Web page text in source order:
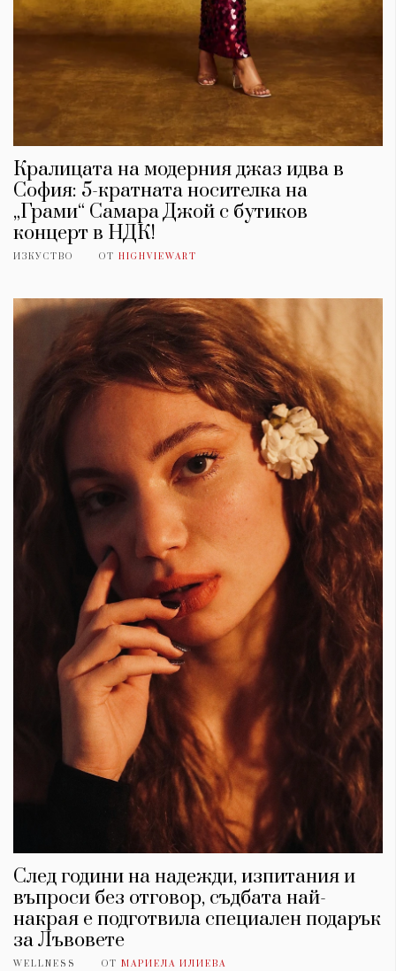
Кралицата на модерния джаз идва в
София: 5-кратната носителка на
„Грами“ Самара Джой с бутиков
концерт в НДК!
ИЗКУСТВО ОТ HIGHVIEWART
След години на надежди, изпитания и
въпроси без отговор, съдбата най-
накрая е подготвила специален подарък
за Лъвовете
WELLNESS ОТ МАРИЕЛА ИЛИЕВА